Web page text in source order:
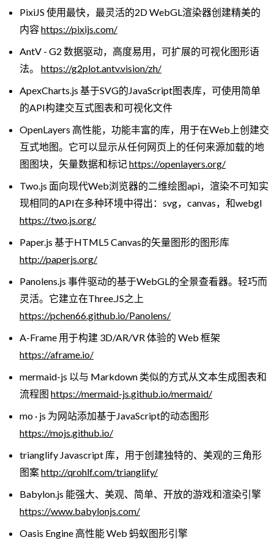
PixiJS 使用最快，最灵活的2D WebGL渲染器创建精美的
内容https://pixijs.com/
AntV - G2 数据驱动，高度易用，可扩展的可视化图形语
法。 https://g2plot.antv.vision/zh/
ApexCharts.js 基于SVG的JavaScript图表库，可使用简单
的API构建交互式图表和可视化文件
OpenLayers 高性能，功能丰富的库，用于在Web上创建交
互式地图。它可以显示从任何网页上的任何来源加载的地
图图块，矢量数据和标记https://openlayers.org/
Two.js 面向现代Web浏览器的二维绘图api，渲染不可知实
现相同的API在多种环境中得出：svg，canvas，和webgl
https://two.js.org/
Paper.js 基于HTML5 Canvas的矢量图形的图形库
http://paperjs.org/
Panolens.js 事件驱动的基于WebGL的全景查看器。轻巧而
灵活。它建立在Three.JS之上
https://pchen66.github.io/Panolens/
A-Frame 用于构建 3D/AR/VR 体验的 Web 框架
https://aframe.io/
mermaid-js 以与 Markdown 类似的方式从文本生成图表和
流程图 https://mermaid-js.github.io/mermaid/
mo · js 为网站添加基于JavaScript的动态图形
https://mojs.github.io/
trianglify Javascript 库，用于创建独特的、美观的三角形
图案http://qrohlf.com/trianglify/
Babylon.js 能强大、美观、简单、开放的游戏和渲染引擎
https://www.babylonjs.com/
Oasis Engine 高性能 Web 蚂蚁图形引擎